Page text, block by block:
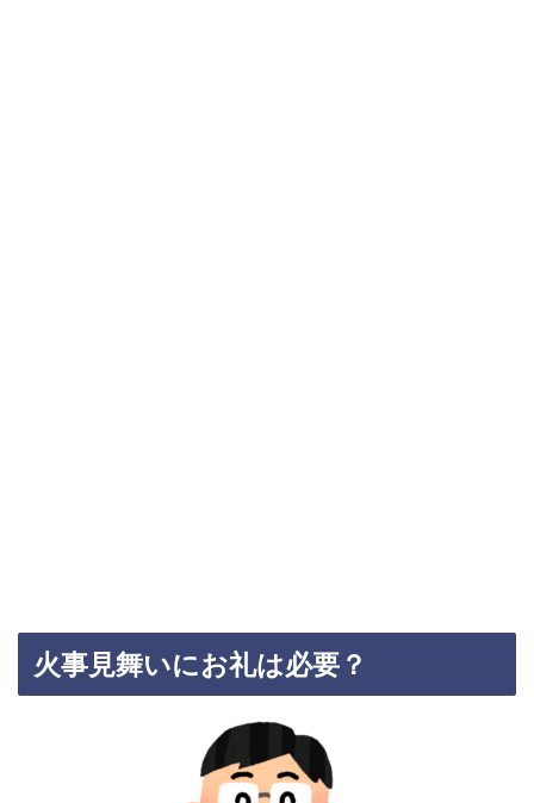
火事見舞いにお礼は必要？